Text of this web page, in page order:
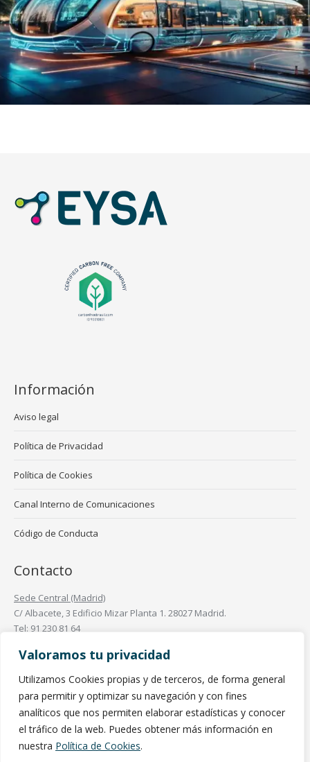
Valoramos tu privacidad
Utilizamos Cookies propias y de terceros, de forma general
para permitir y optimizar su navegación y con fines
analíticos que nos permiten elaborar estadísticas y conocer
el tráfico de la web. Puedes obtener más información en
nuestra Política de Cookies.
Información
Aviso legal
Política de Privacidad
Política de Cookies
Canal Interno de Comunicaciones
Código de Conducta
Contacto
Sede Central (Madrid)
C/ Albacete, 3 Edificio Mizar Planta 1. 28027 Madrid.
Tel: 91 230 81 64
Oficinas en España
Encuéntranos en:
Linkedin
page
opens